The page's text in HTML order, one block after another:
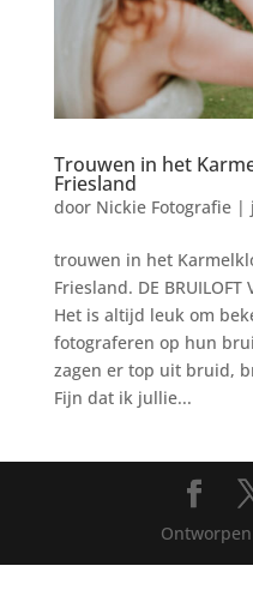
Trouwen in het
Friesland
door Nickie Fotografie|
trouwen in het
Friesland. DE BRUILOFT
Het is altijd leuk om
fotograferen op hun
zagen er top uit bruid,
Fijn dat ik jullie...